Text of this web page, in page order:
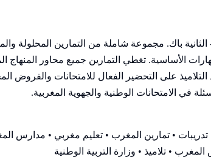
- الثانية باك. مجموعة شاملة من التمارين
الأساسية. تغطي التمارين جميع محاور المنهاج
على التحضير الفعال للامتحانات والفروض
في الامتحانات الوطنية والجهوية المغربية.
• تمارين المغرب • تعليم مغربي • مدارس
• تلاميذ • وزارة التربية الوطنية